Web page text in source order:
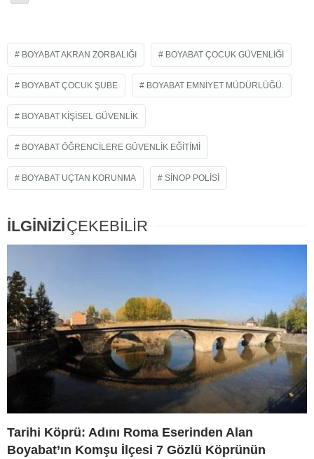
BOYABAT AKRAN ZORBALIĞI BOYABAT ÇOCUK GÜVENLIĞI
BOYABAT ÇOCUK ŞUBE BOYABAT EMNIYET MÜDÜRLÜĞÜ.
BOYABAT KIŞISEL GÜVENLIK
BOYABAT ÖĞRENCILERE GÜVENLIK EĞITIMI
BOYABAT UÇTAN KORUNMA SINOP POLISI
İLGİNİZİÇEKEBİLİR
Tarihi Köprü: Adını Roma Eserinden Alan
Boyabat’ın Komşu İlçesi 7 Gözlü Köprünün